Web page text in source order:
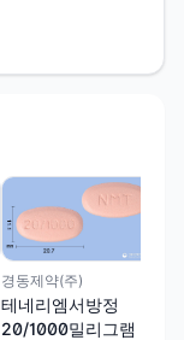
경동제약(주)
테네리엠서방정
20/1000밀리그램